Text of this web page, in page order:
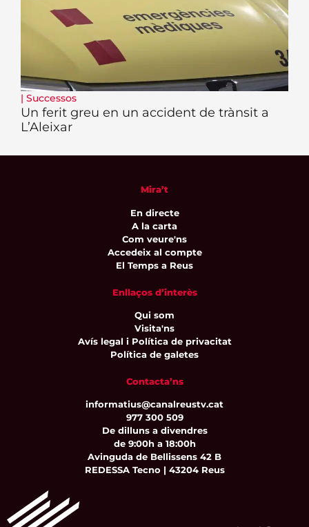
| Successos
Un ferit greu en un accident de trànsit a
L’Aleixar
Mira’t
En directe
A la carta
Com veure'ns
Accedeix al compte
El Temps a Reus
Enllaços d’interès
Qui som
Visita'ns
Avís legal i Política de privacitat
Política de galetes
Contacta’ns
informatius@canalreustv.cat
977 300 509
De dilluns a divendres
de 9:00h a 18:00h
Avinguda de Bellissens 42 B
REDESSA Tecno | 43204 Reus